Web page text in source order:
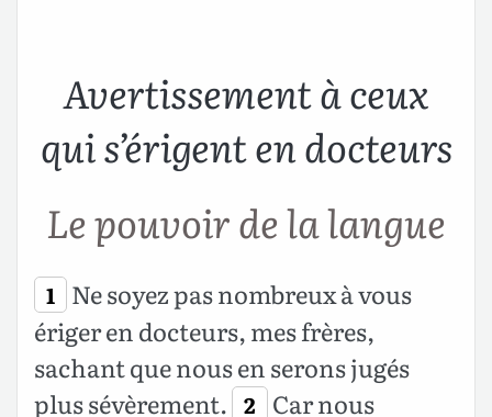
Avertissement à ceux
qui s’érigent en docteurs
Le pouvoir de la langue
1 Ne soyez pas nombreux à vous
ériger en docteurs, mes frères,
sachant que nous en serons jugés
plus sévèrement. 2 Car nous